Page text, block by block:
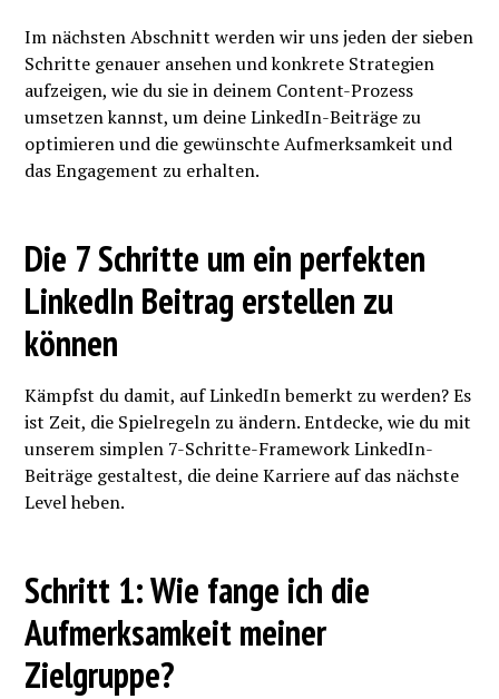
Im nächsten Abschnitt werden wir uns jeden der sieben
Schritte genauer ansehen und konkrete Strategien
aufzeigen, wie du sie in deinem Content-Prozess
umsetzen kannst, um deine LinkedIn-Beiträge zu
optimieren und die gewünschte Aufmerksamkeit und
das Engagement zu erhalten.
Die 7 Schritte um ein perfekten
LinkedIn Beitrag erstellen zu
können
Kämpfst du damit, auf LinkedIn bemerkt zu werden? Es
ist Zeit, die Spielregeln zu ändern. Entdecke, wie du mit
unserem simplen 7-Schritte-Framework LinkedIn-
Beiträge gestaltest, die deine Karriere auf das nächste
Level heben.
Schritt 1: Wie fange ich die
Aufmerksamkeit meiner
Zielgruppe?